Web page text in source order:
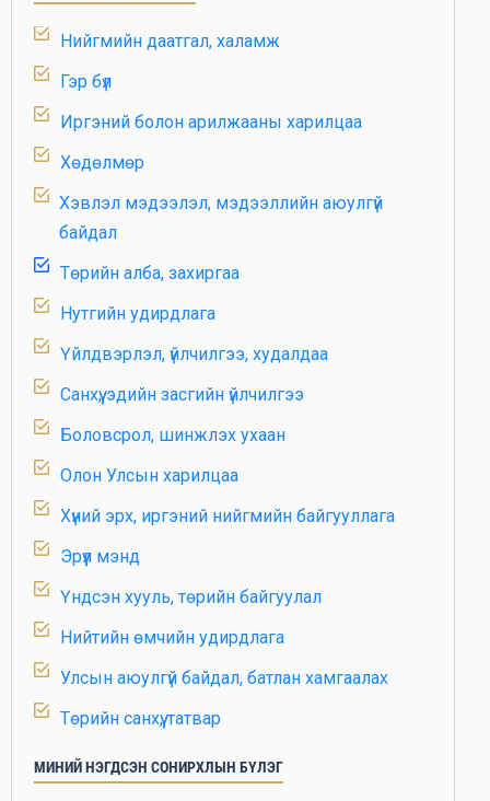
Нийгмийн даатгал, халамж
Гэр бүл
Иргэний болон арилжааны харилцаа
Хөдөлмөр
Хэвлэл мэдээлэл, мэдээллийн аюулгүй
байдал
Төрийн алба, захиргаа
Нутгийн удирдлага
Үйлдвэрлэл, үйлчилгээ, худалдаа
Санхүү, эдийн засгийн үйлчилгээ
Боловсрол, шинжлэх ухаан
Олон Улсын харилцаа
Хүний эрх, иргэний нийгмийн байгууллага
Эрүүл мэнд
Үндсэн хууль, төрийн байгуулал
Нийтийн өмчийн удирдлага
Улсын аюулгүй байдал, батлан хамгаалах
Төрийн санхүү, татвар
Газар зохион байгуулалт, хот төлөвлөлт
МИНИЙ НЭГДСЭН СОНИРХЛЫН БҮЛЭГ